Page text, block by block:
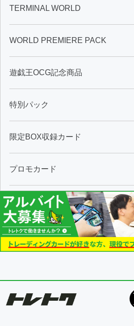
TERMINAL WORLD
WORLD PREMIERE PACK
遊戯王OCG記念商品
特別パック
限定BOX収録カード
プロモカード